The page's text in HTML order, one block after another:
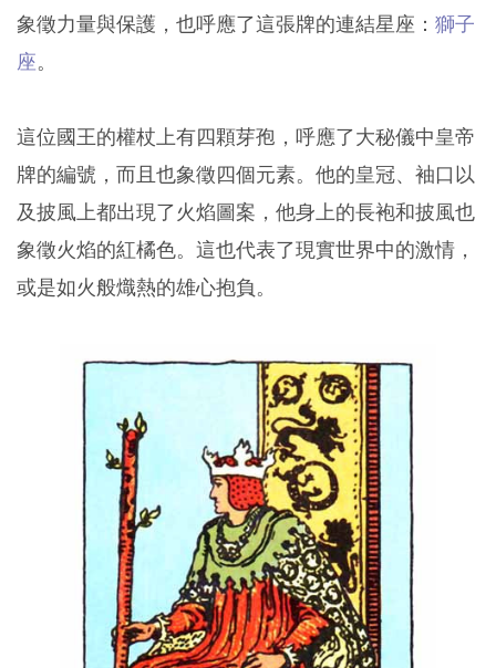
象徵力量與保護，也呼應了這張牌的連結星座： 獅子
座。
這位國王的權杖上有四顆芽孢，呼應了大秘儀中皇帝
牌的編號，而且也象徵四個元素。他的皇冠、袖口以
及披風上都出現了火焰圖案，他身上的長袍和披風也
象徵火焰的紅橘色。這也代表了現實世界中的激情，
或是如火般熾熱的雄心抱負。